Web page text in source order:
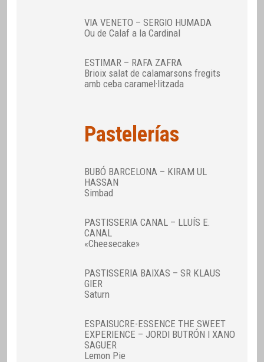
VIA VENETO – SERGIO HUMADA
Ou de Calaf a la Cardinal
ESTIMAR – RAFA ZAFRA
Brioix salat de calamarsons fregits
amb ceba caramel·litzada
Pastelerías
BUBÓ BARCELONA – KIRAM UL
HASSAN
Simbad
PASTISSERIA CANAL – LLUÍS E.
CANAL
«Cheesecake»
PASTISSERIA BAIXAS – SR KLAUS
GIER
Saturn
ESPAISUCRE-ESSENCE THE SWEET
EXPERIENCE – JORDI BUTRÓN I XANO
SAGUER
Lemon Pie